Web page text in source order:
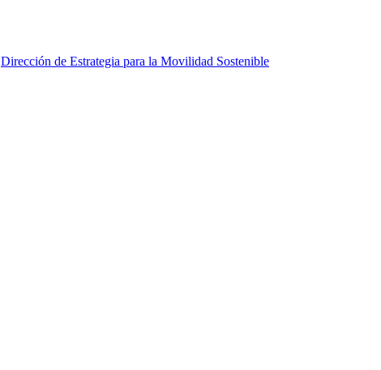
Dirección de Estrategia para la Movilidad Sostenible